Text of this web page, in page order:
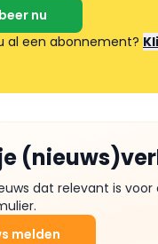
nu
al een abonnement?
dat relevant is
melden